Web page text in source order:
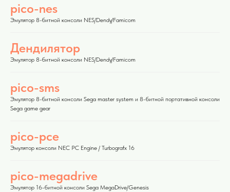
pico-nes
Эмулятор 8-битной консоли NES/Dendy/Famicom
Дендилятор
Эмулятор 8-битной консоли NES/Dendy/Famicom
pico-sms
Эмулятор 8-битной консоли Sega master system и 8-битной портативной консоли
Sega game gear
pico-pce
Эмулятор консоли NEC PC Engine / Turbografx 16
pico-megadrive
Эмулятор 16-битной консоли Sega MegaDrive/Genesis